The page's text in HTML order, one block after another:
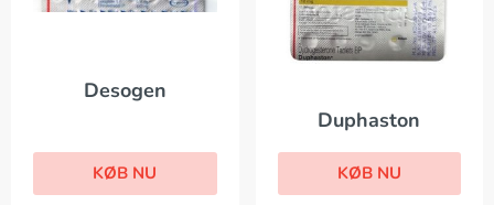
Desogen
KØB NU
Duphaston
KØB NU